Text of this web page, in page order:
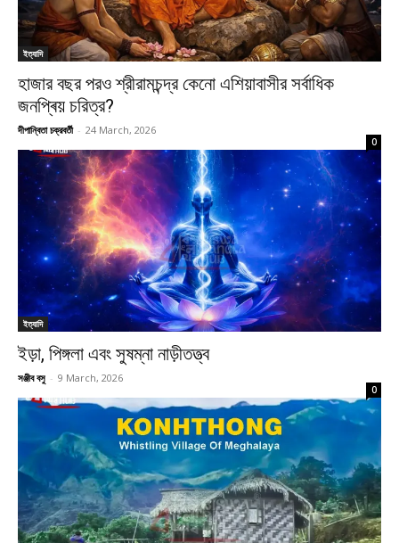
ইত্যাদি
হাজার বছর পরও শ্রীরামচন্দ্র কেনো এশিয়াবাসীর সর্বাধিক
জনপ্ৰিয় চরিত্র?
দীপান্বিতা চক্রবর্তী - 24 March, 2026
0
ইত্যাদি
ইড়া, পিঙ্গলা এবং সুষম্না নাড়ীতত্ত্ব
সঞ্জীব বসু - 9 March, 2026
0